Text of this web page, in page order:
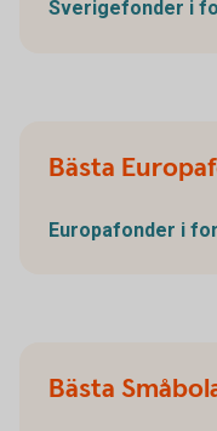
Sverigefonder i
Bästa
Europafonder i
Bästa